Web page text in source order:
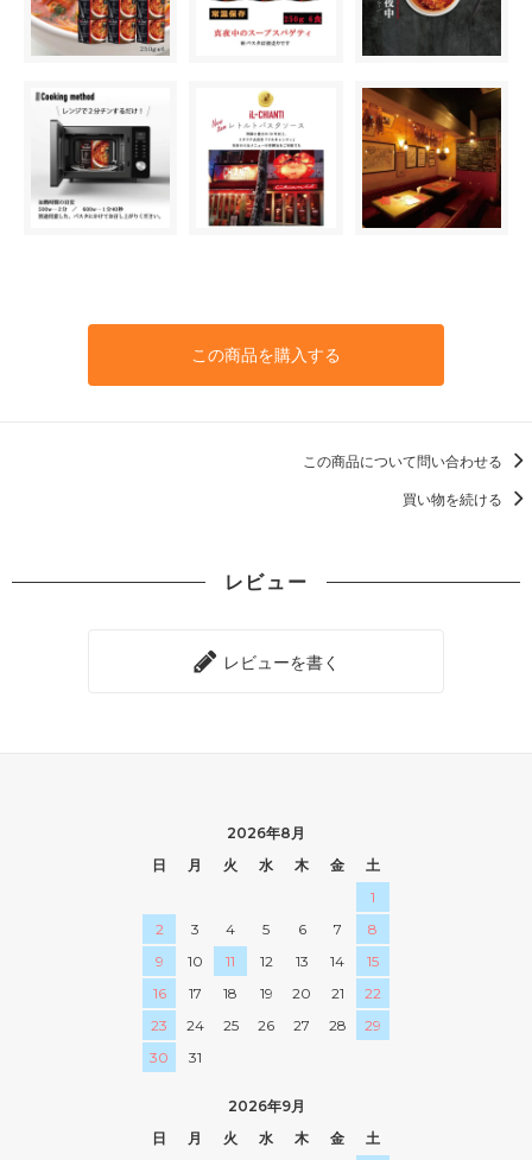
この商品を購入する
この商品について問い合わせる
買い物を続ける
レビュー
レビューを書く
2026年8月
日
月 火 水 木 金
土
1
2
3 4 5 6 7
8
9
10 11 12 13 14
15
16
17 18 19 20 21
22
23
24 25 26 27 28
29
30
31
2026年9月
日
月 火 水 木 金
土